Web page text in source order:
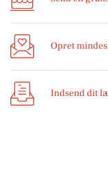
Opret
Indsend dit